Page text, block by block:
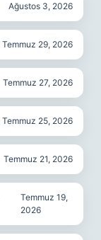
Ağustos 3, 2026
Temmuz 29, 2026
Temmuz 27, 2026
Temmuz 25, 2026
Temmuz 21, 2026
Temmuz 19,
2026